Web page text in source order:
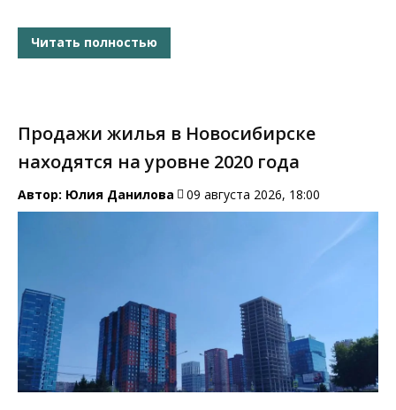
Читать полностью
Продажи жилья в Новосибирске
находятся на уровне 2020 года
Автор: Юлия Данилова 09 августа 2026, 18:00